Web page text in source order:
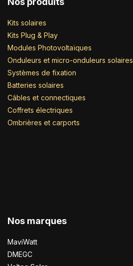
Kits solaires
Kits Plug & Play
Modules Photovoltaïques
Onduleurs et micro-onduleurs solaires
Systèmes de fixation
Batteries solaires
Câbles et connectiques
Coffrets électriques
Ombrières et carports
Nos marques
MaviWatt
DMEGC